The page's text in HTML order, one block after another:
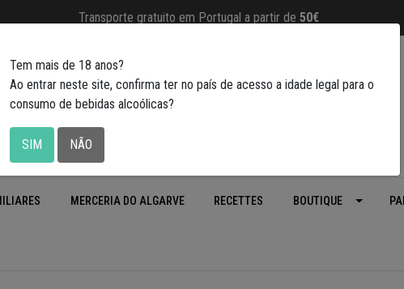
Transporte gratuito em Portugal a partir de 50€
MERCERIA DO ALGARVE RECETTES BOUTIQUE
Tem mais de 18 anos?
Ao entrar neste site, confirma ter no país de acesso a idade legal para o
consumo de bebidas alcoólicas?
SIM NÃO